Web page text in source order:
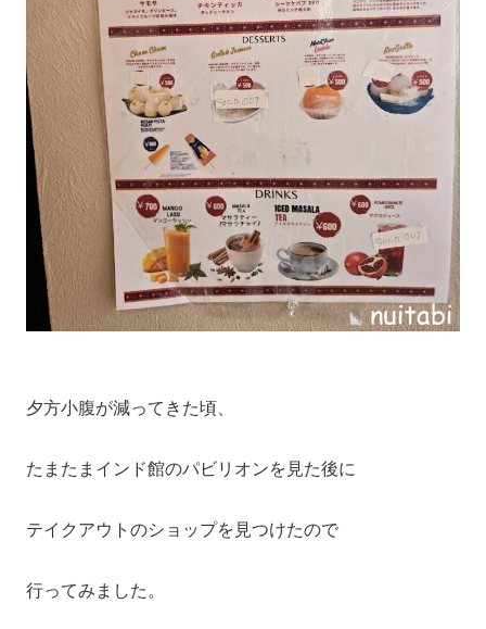
夕方小腹が減ってきた頃、
たまたまインド館のパビリオンを見た後に
テイクアウトのショップを見つけたので
行ってみました。